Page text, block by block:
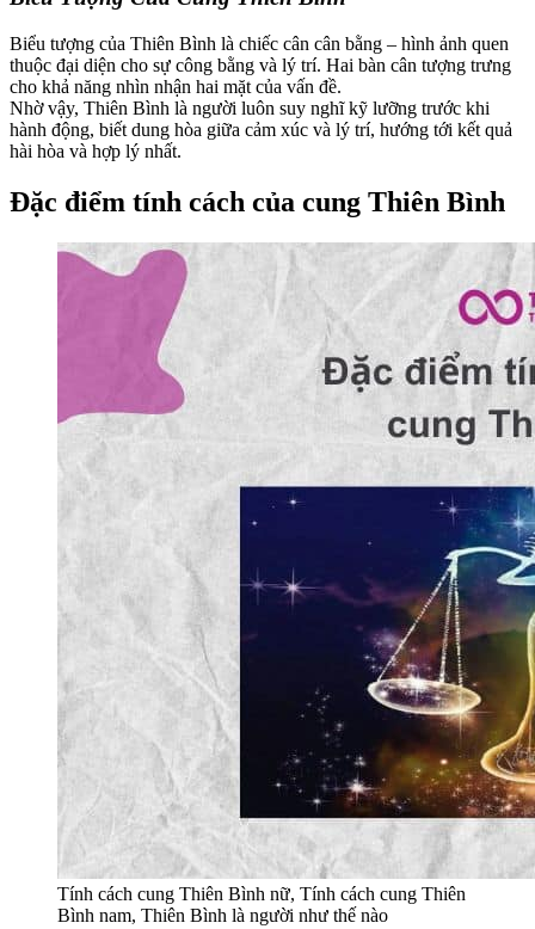
Biểu tượng của Thiên Bình là chiếc cân cân bằng – hình ảnh quen
thuộc đại diện cho sự công bằng và lý trí. Hai bàn cân tượng trưng
cho khả năng nhìn nhận hai mặt của vấn đề.
Nhờ vậy, Thiên Bình là người luôn suy nghĩ kỹ lưỡng trước khi
hành động, biết dung hòa giữa cảm xúc và lý trí, hướng tới kết quả
hài hòa và hợp lý nhất.
Đặc điểm tính cách của cung Thiên Bình
Tính cách cung Thiên Bình nữ, Tính cách cung Thiên
Bình nam, Thiên Bình là người như thế nào